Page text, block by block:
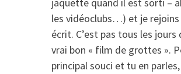
jaquette quand il est sorti –
les vidéoclubs…) et je rejoins
écrit. C’est pas tous les jours
vrai bon « film de grottes ».
principal souci et tu en